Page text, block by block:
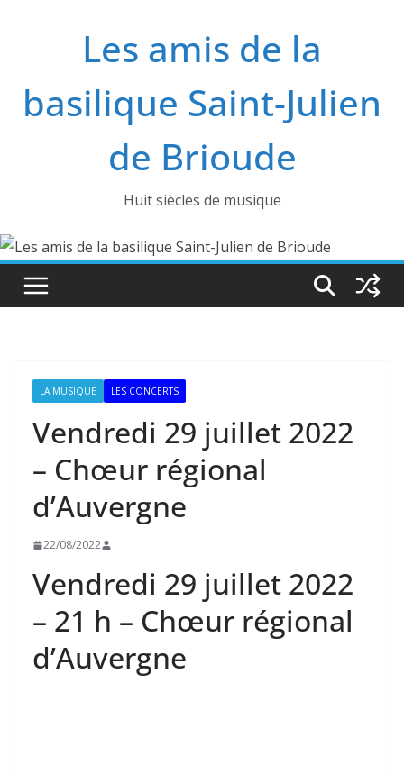
Les amis de la
basilique Saint-Julien
de Brioude
Huit siècles de musique
LA MUSIQUE LES CONCERTS
Vendredi 29 juillet 2022
– Chœur régional
d’Auvergne
22/08/2022
Vendredi 29 juillet 2022
– 21 h – Chœur régional
d’Auvergne